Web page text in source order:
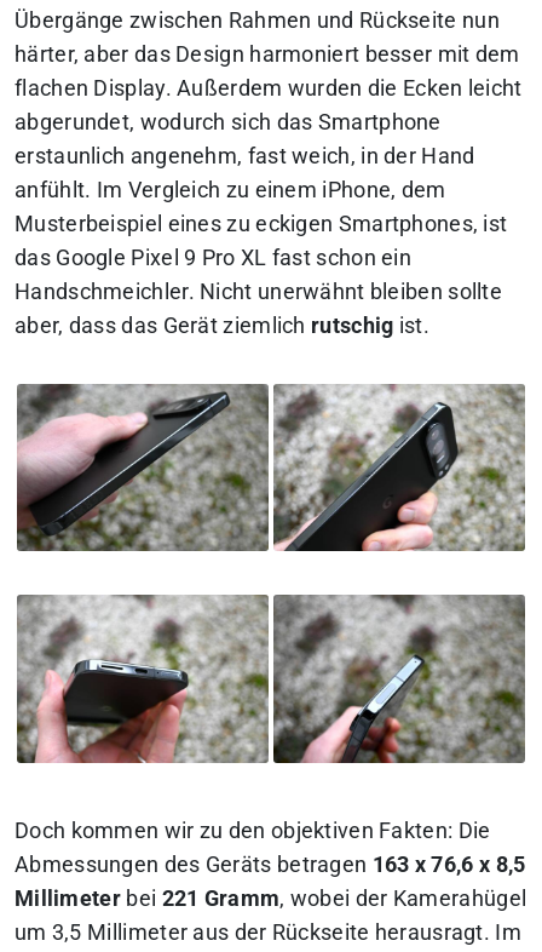
Übergänge zwischen Rahmen und Rückseite nun
härter, aber das Design harmoniert besser mit dem
flachen Display. Außerdem wurden die Ecken leicht
abgerundet, wodurch sich das Smartphone
erstaunlich angenehm, fast weich, in der Hand
anfühlt. Im Vergleich zu einem iPhone, dem
Musterbeispiel eines zu eckigen Smartphones, ist
das Google Pixel 9 Pro XL fast schon ein
Handschmeichler. Nicht unerwähnt bleiben sollte
aber, dass das Gerät ziemlich rutschig ist.
Doch kommen wir zu den objektiven Fakten: Die
Abmessungen des Geräts betragen 163 x 76,6 x 8,5
Millimeter bei 221 Gramm, wobei der Kamerahügel
um 3,5 Millimeter aus der Rückseite herausragt. Im